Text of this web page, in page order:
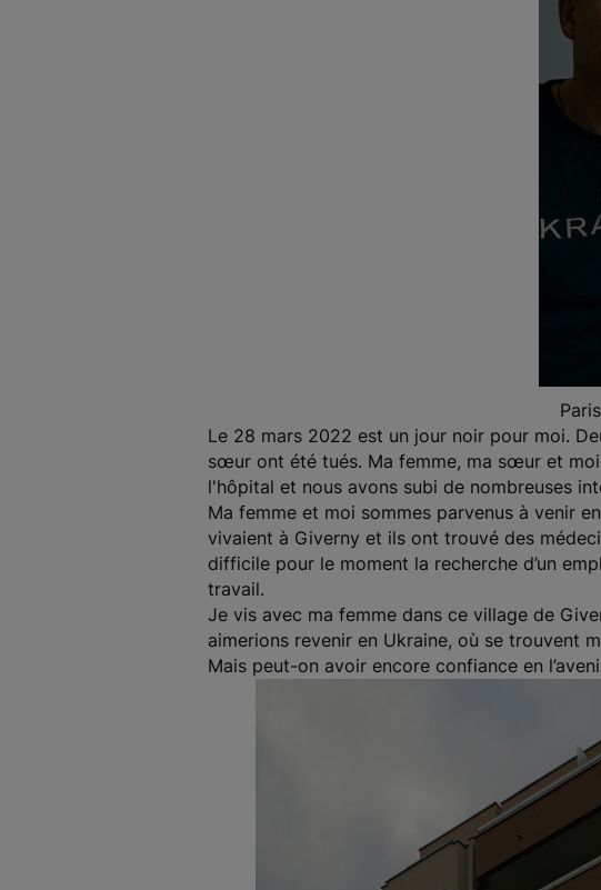
Le 28 mars 2022 est un jour noir pour moi.
sœur ont été tués. Ma femme, ma sœur et
l'hôpital et nous avons subi de nombreuses
Ma femme et moi sommes parvenus à venir
vivaient à Giverny et ils ont trouvé des
difficile pour le moment la recherche d’un
travail.
Je vis avec ma femme dans ce village de
aimerions revenir en Ukraine, où se trouvent
Mais peut-on avoir encore confiance en